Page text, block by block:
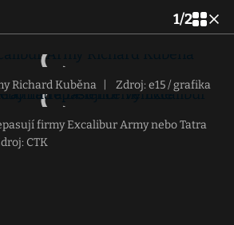
1/2
Richard Kuběna Zdroj: e15 / grafika
firmy Excalibur Army nebo Tatra
CTK